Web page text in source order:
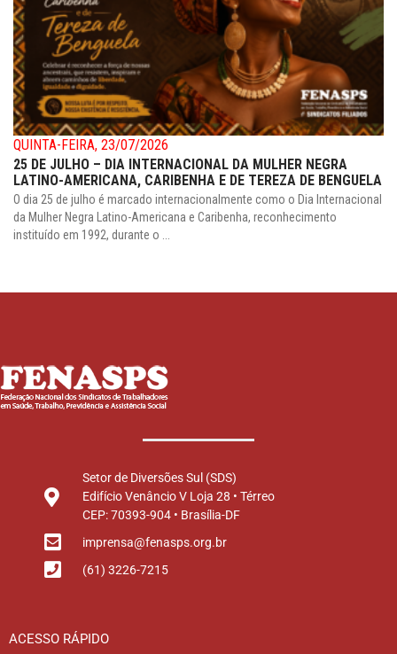
QUINTA-FEIRA, 23/07/2026
25 DE JULHO – DIA INTERNACIONAL DA MULHER NEGRA
LATINO-AMERICANA, CARIBENHA E DE TEREZA DE BENGUELA
O dia 25 de julho é marcado internacionalmente como o Dia Internacional
da Mulher Negra Latino-Americana e Caribenha, reconhecimento
instituído em 1992, durante o ...
Setor de Diversões Sul (SDS)
Edifício Venâncio V Loja 28 • Térreo
CEP: 70393-904 • Brasília-DF
imprensa@fenasps.org.br
(61) 3226-7215
ACESSO RÁPIDO